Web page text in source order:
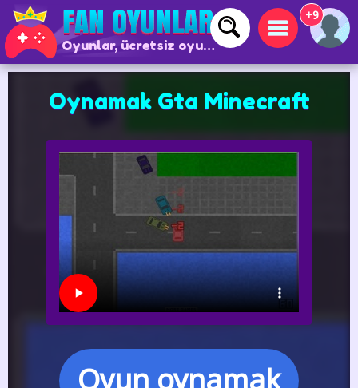
Oyunlar, ücretsiz oyunlar ve çevrimiçi oyunlar
+9
Oynamak Gta Minecraft
Oyun oynamak